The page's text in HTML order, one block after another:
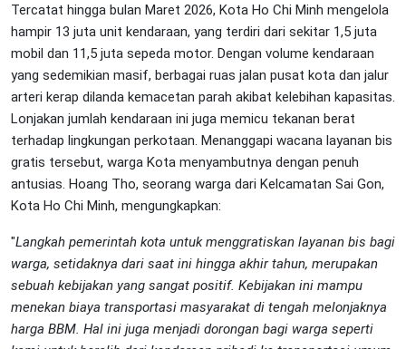
Tercatat hingga bulan Maret 2026, Kota Ho Chi Minh mengelola
hampir 13 juta unit kendaraan, yang terdiri dari sekitar 1,5 juta
mobil dan 11,5 juta sepeda motor. Dengan volume kendaraan
yang sedemikian masif, berbagai ruas jalan pusat kota dan jalur
arteri kerap dilanda kemacetan parah akibat kelebihan kapasitas.
Lonjakan jumlah kendaraan ini juga memicu tekanan berat
terhadap lingkungan perkotaan. Menanggapi wacana layanan bis
gratis tersebut, warga Kota menyambutnya dengan penuh
antusias. Hoang Tho, seorang warga dari Kelcamatan Sai Gon,
Kota Ho Chi Minh, mengungkapkan:
"Langkah pemerintah kota untuk menggratiskan layanan bis bagi
warga, setidaknya dari saat ini hingga akhir tahun, merupakan
sebuah kebijakan yang sangat positif. Kebijakan ini mampu
menekan biaya transportasi masyarakat di tengah melonjaknya
harga BBM. Hal ini juga menjadi dorongan bagi warga seperti